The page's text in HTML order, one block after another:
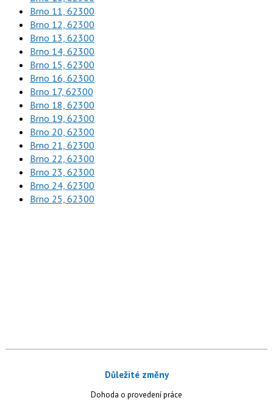
Brno 11, 62300
Brno 12, 62300
Brno 13, 62300
Brno 14, 62300
Brno 15, 62300
Brno 16, 62300
Brno 17, 62300
Brno 18, 62300
Brno 19, 62300
Brno 20, 62300
Brno 21, 62300
Brno 22, 62300
Brno 23, 62300
Brno 24, 62300
Brno 25, 62300
Důležité změny
Dohoda o provedení práce